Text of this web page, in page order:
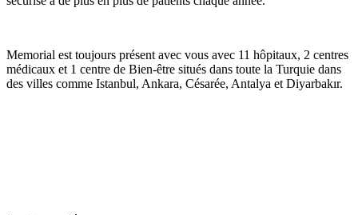
Memorial est toujours présent avec vous avec 11 hôpitaux, 2 centres
médicaux et 1 centre de Bien-être situés dans toute la Turquie dans
des villes comme Istanbul, Ankara, Césarée, Antalya et Diyarbakır.